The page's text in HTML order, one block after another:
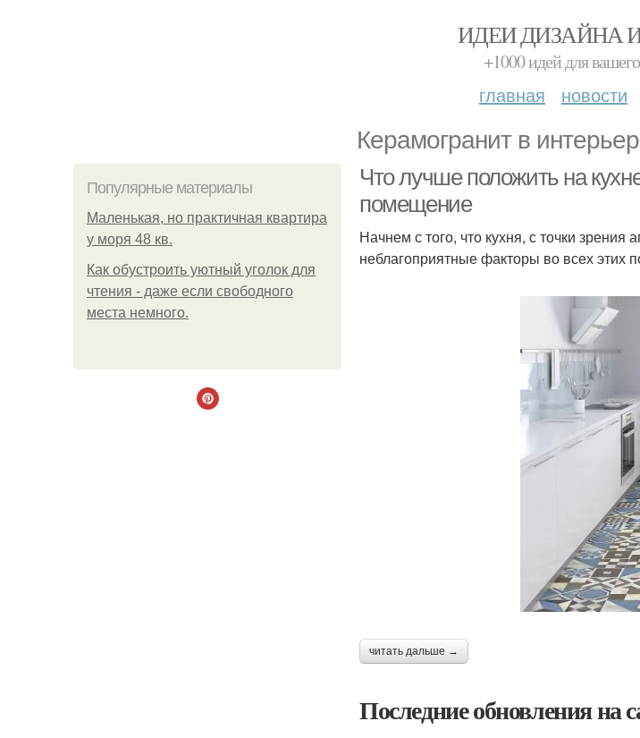
ИДЕИ ДИЗАЙНА
+1000 идей для
главная новости
Керамогранит в
Популярные материалы
Маленькая, но практичная квартира
у моря 48 кв.
Как обустроить уютный уголок для
чтения - даже если свободного
места немного.
Что лучше положить на
помещение
Начнем с того, что кухня, с точки
неблагоприятные факторы во всех
читать дальше →
Последние обновления на